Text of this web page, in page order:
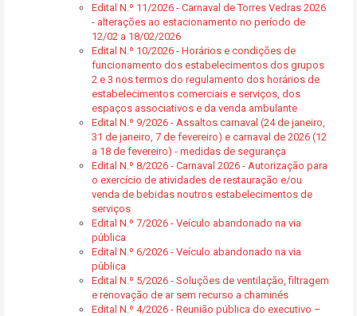
Edital N.º 11/2026 - Carnaval de Torres Vedras 2026
- alterações ao estacionamento no período de
12/02 a 18/02/2026
Edital N.º 10/2026 - Horários e condições de
funcionamento dos estabelecimentos dos grupos
2 e 3 nos termos do regulamento dos horários de
estabelecimentos comerciais e serviços, dos
espaços associativos e da venda ambulante
Edital N.º 9/2026 - Assaltos carnaval (24 de janeiro,
31 de janeiro, 7 de fevereiro) e carnaval de 2026 (12
a 18 de fevereiro) - medidas de segurança
Edital N.º 8/2026 - Carnaval 2026 - Autorização para
o exercício de atividades de restauração e/ou
venda de bebidas noutros estabelecimentos de
serviços
Edital N.º 7/2026 - Veículo abandonado na via
pública
Edital N.º 6/2026 - Veículo abandonado na via
pública
Edital N.º 5/2026 - Soluções de ventilação, filtragem
e renovação de ar sem recurso a chaminés
Edital N.º 4/2026 - Reunião pública do executivo –